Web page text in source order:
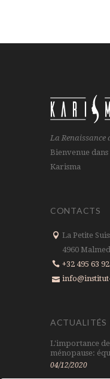
La Renaissance
Bienvenue
Karisma
CONTACTS
La Petite
4960
+32 495 63
ACTUALITÉS
L'importance
ménopause:
04/12/2020